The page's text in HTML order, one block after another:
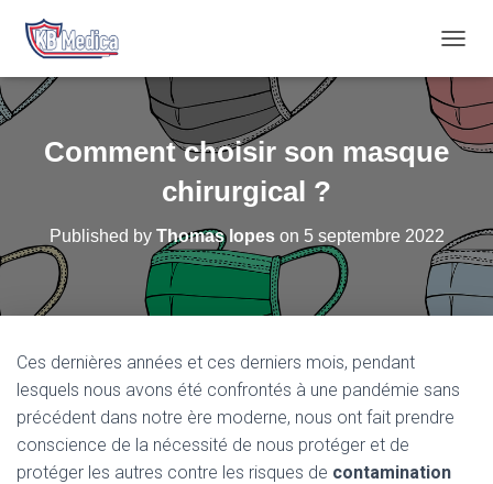
O
G
G
L
I
G
T
Comment choisir son masque
chirurgical ?
Published by Thomas lopeson 5 septembre 2022
Ces dernières années et ces derniers mois, pendant
lesquels nous avons été confrontés à une pandémie sans
précédent dans notre ère moderne, nous ont fait prendre
conscience de la nécessité de nous protéger et de
protéger les autres contre les risques de contamination